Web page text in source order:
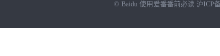
© Baidu 使用爱番番前必读 沪ICP